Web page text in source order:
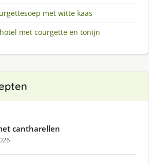
met witte kaas
met courgette en tonijn
cantharellen